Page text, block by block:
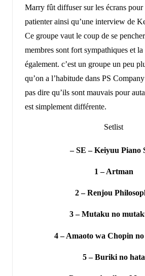
Marry fût diffuser sur les écrans pour
patienter ainsi qu’une interview de
Ce groupe vaut le coup de se
membres sont fort sympathiques et
également. c’est un groupe un peu
qu’on a l’habitude dans PS
pas dire qu’ils sont mauvais pour
est simplement différente.
Setlist
– SE – Keiyuu Piano
1 – Artman
2 – Renjou
3 – Mutaku no
4 – Amaoto wa Chopin
5 – Buriki no hata